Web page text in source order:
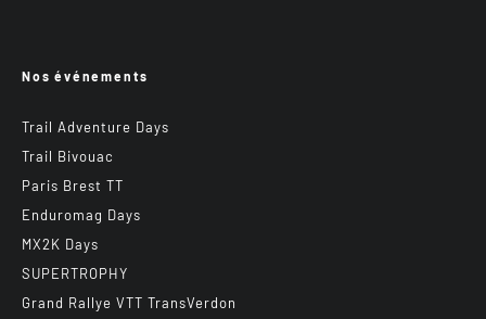
Nos événements
Trail Adventure Days
Trail Bivouac
Paris Brest TT
Enduromag Days
MX2K Days
SUPERTROPHY
Grand Rallye VTT TransVerdon